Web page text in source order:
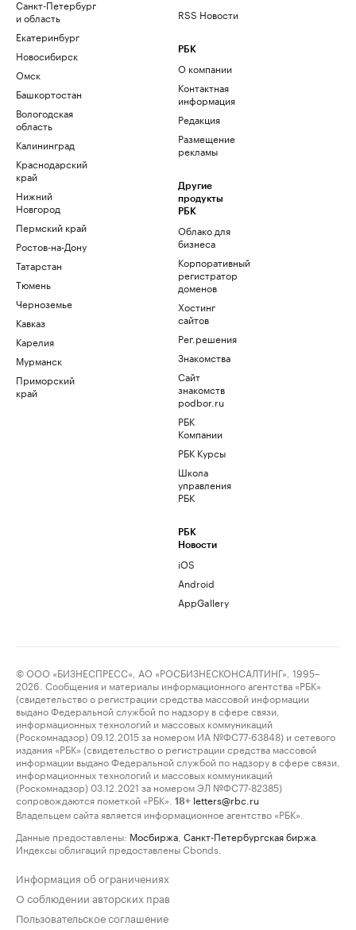
Санкт-Петербург
и область
Екатеринбург
Новосибирск
Омск
Башкортостан
Вологодская
область
Калининград
Краснодарский
край
Нижний
Новгород
Пермский край
Ростов-на-Дону
Татарстан
Тюмень
Черноземье
Кавказ
Карелия
Мурманск
Приморский
край
RSS Новости
РБК
О компании
Контактная
информация
Редакция
Размещение
рекламы
Другие
продукты
РБК
Облако для
бизнеса
Корпоративный
регистратор
доменов
Хостинг
сайтов
Рег.решения
Знакомства
Сайт
знакомств
podbor.ru
РБК
Компании
РБК Курсы
Школа
управления
РБК
РБК
Новости
iOS
Android
AppGallery
© ООО «БИЗНЕСПРЕСС», АО «РОСБИЗНЕСКОНСАЛТИНГ», 1995–
2026. Сообщения и материалы информационного агентства «РБК»
(свидетельство о регистрации средства массовой информации
выдано Федеральной службой по надзору в сфере связи,
информационных технологий и массовых коммуникаций
(Роскомнадзор) 09.12.2015 за номером ИА №ФС77-63848) и сетевого
издания «РБК» (свидетельство о регистрации средства массовой
информации выдано Федеральной службой по надзору в сфере связи,
информационных технологий и массовых коммуникаций
(Роскомнадзор) 03.12.2021 за номером ЭЛ №ФС77-82385)
сопровождаются пометкой «РБК».
18+ letters@rbc.ru
Владельцем сайта является информационное агентство «РБК».
Данные предоставлены: Мосбиржа Санкт-Петербургская биржа
Индексы облигаций предоставлены Cbonds.
Информация об ограничениях
О соблюдении авторских прав
Пользовательское соглашение